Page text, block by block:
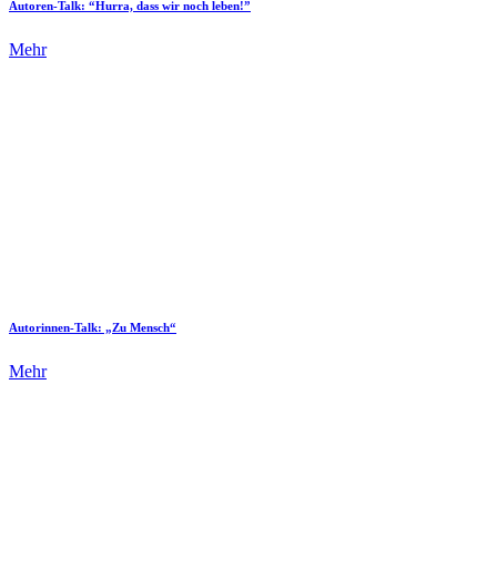
Autoren-Talk: “Hurra, dass wir noch leben!”
Mehr
Autorinnen-Talk: „Zu Mensch“
Mehr